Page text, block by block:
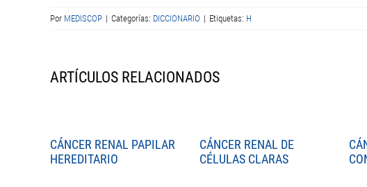
Por MEDISCOP | Categorías: DICCIONARIO | Etiquetas: H
ARTÍCULOS RELACIONADOS
CÁNCER RENAL PAPILAR
HEREDITARIO
CÁNCER RENAL DE
CÉLULAS CLARAS